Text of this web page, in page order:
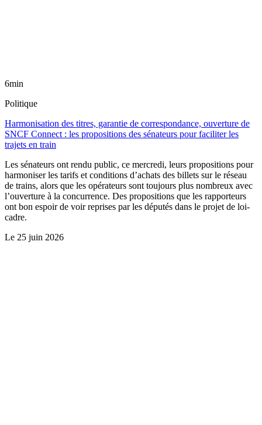
6min
Politique
Harmonisation des titres, garantie de correspondance, ouverture de
SNCF Connect : les propositions des sénateurs pour faciliter les
trajets en train
Les sénateurs ont rendu public, ce mercredi, leurs propositions pour
harmoniser les tarifs et conditions d’achats des billets sur le réseau
de trains, alors que les opérateurs sont toujours plus nombreux avec
l’ouverture à la concurrence. Des propositions que les rapporteurs
ont bon espoir de voir reprises par les députés dans le projet de loi-
cadre.
Le 25 juin 2026